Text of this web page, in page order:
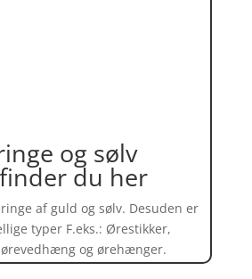
og sølv
du her
af guld og sølv. Desuden er
typer F.eks.: Ørestikker,
og ørehænger.